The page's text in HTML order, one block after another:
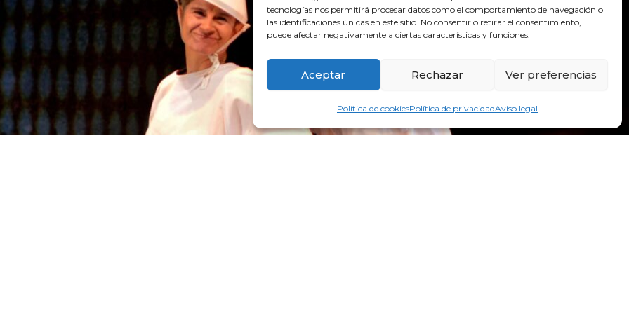
tecnologías nos permitirá procesar datos como el comportamiento de navegación o
las identificaciones únicas en este sitio. No consentir o retirar el consentimiento,
puede afectar negativamente a ciertas características y funciones.
Aceptar Rechazar Ver preferencias
Política de cookiesPolítica de privacidadAviso legal